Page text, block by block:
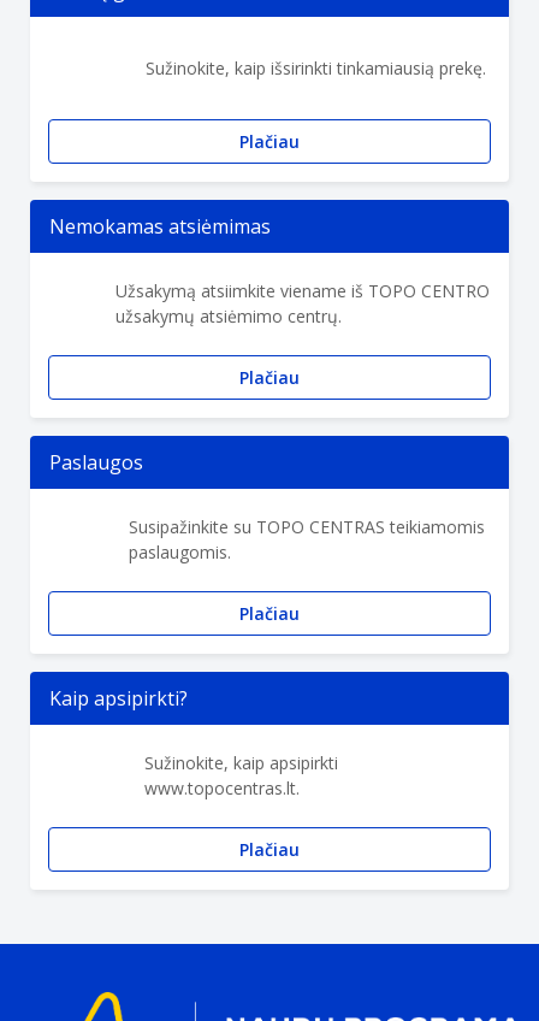
Sužinokite, kaip išsirinkti tinkamiausią prekę.
Plačiau
Nemokamas atsiėmimas
Užsakymą atsiimkite viename iš TOPO CENTRO
užsakymų atsiėmimo centrų.
Plačiau
Paslaugos
Susipažinkite su TOPO CENTRAS teikiamomis
paslaugomis.
Plačiau
Kaip apsipirkti?
Sužinokite, kaip apsipirkti
www.topocentras.lt.
Plačiau